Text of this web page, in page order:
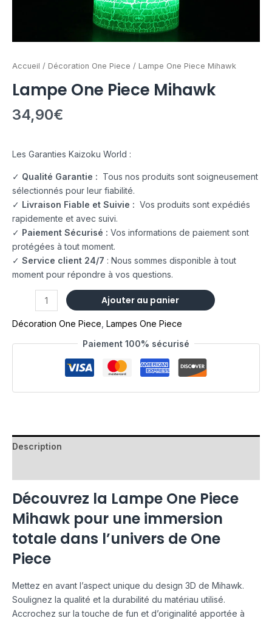
Accueil / Décoration One Piece / Lampe One Piece Mihawk
Lampe One Piece Mihawk
34,90€
Les Garanties Kaizoku World :
✓ Qualité Garantie : Tous nos produits sont soigneusement
sélectionnés pour leur fiabilité.
✓ Livraison Fiable et Suivie : Vos produits sont expédiés
rapidemente et avec suivi.
✓ Paiement Sécurisé : Vos informations de paiement sont
protégées à tout moment.
✓ Service client 24/7 : Nous sommes disponible à tout
moment pour répondre à vos questions.
Ajouter au panier
Décoration One Piece Lampes One Piece
Paiement 100% sécurisé
Description
Découvrez la Lampe One Piece
Mihawk pour une immersion
totale dans l’univers de One
Piece
Mettez en avant l’aspect unique du design 3D de Mihawk.
Soulignez la qualité et la durabilité du matériau utilisé.
Accrochez sur la touche de fun et d’originalité apportée à